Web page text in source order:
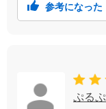
参考になった
ぷる